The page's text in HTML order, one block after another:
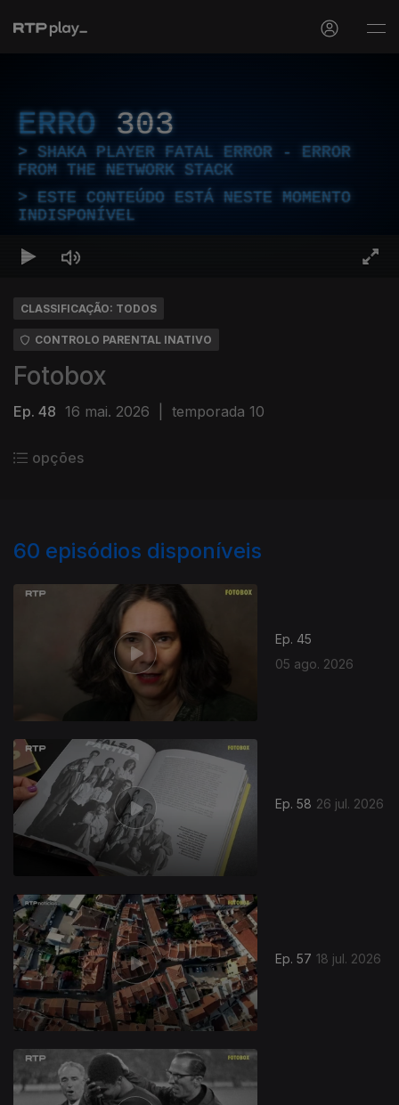
ERRO 303
SHAKA PLAYER FATAL ERROR - ERROR
FROM THE NETWORK STACK
ESTE CONTEÚDO ESTÁ NESTE MOMENTO
INDISPONÍVEL
CLASSIFICAÇÃO: TODOS
CONTROLO PARENTAL INATIVO
Fotobox
Ep. 48 16 mai. 2026 temporada 10
opções
60 episódios disponíveis
Ep. 45
05 ago. 2026
Ep. 58 26 jul. 2026
Ep. 57 18 jul. 2026